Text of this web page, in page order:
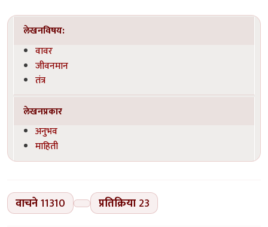
लेखनविषय:
वावर
जीवनमान
तंत्र
लेखनप्रकार
अनुभव
माहिती
वाचने11310 प्रतिक्रिया 23